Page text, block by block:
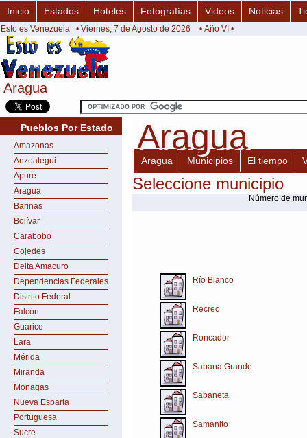
Aragua
Aragua
Inicio Estados Hoteles Fotografías Videos Noticias
Esto es Venezuela • Viernes, 7 de Agosto de 2026 • Año VI •
Pueblos Por Estado
Amazonas
Anzoategui
Apure
Aragua
Barinas
Bolívar
Carabobo
Cojedes
Delta Amacuro
Dependencias Federales
Distrito Federal
Falcón
Guárico
Lara
Mérida
Miranda
Monagas
Nueva Esparta
Portuguesa
Sucre
Aragua
Aragua
Aragua Municipios El tiempo
Seleccione municipio
Número de
Río Blanco
Recreo
Roncador
Sabana Grande
Sabaneta
Samanito